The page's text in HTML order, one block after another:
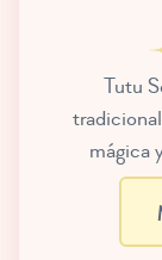
Tutu
mágica